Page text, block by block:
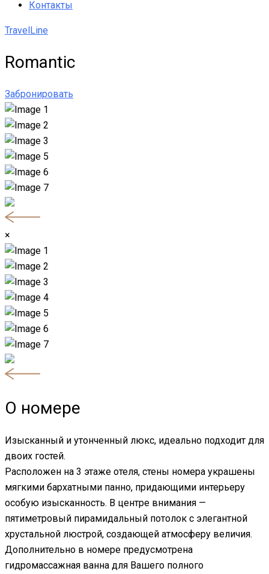
Контакты
TravelLine
Romantic
Забронировать
×
О номере
Изысканный и утонченный люкс, идеально подходит для
двоих гостей.
Расположен на 3 этаже отеля, стены номера украшены
мягкими бархатными панно, придающими интерьеру
особую изысканность. В центре внимания —
пятиметровый пирамидальный потолок с элегантной
хрустальной люстрой, создающей атмосферу величия.
Дополнительно в номере предусмотрена
гидромассажная ванна для Вашего полного